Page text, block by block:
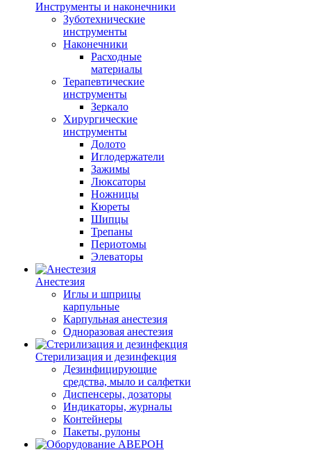
Инструменты и наконечники
Зуботехнические
инструменты
Наконечники
Расходные
материалы
Терапевтические
инструменты
Зеркало
Хирургические
инструменты
Долото
Иглодержатели
Зажимы
Люксаторы
Ножницы
Кюреты
Шипцы
Трепаны
Периотомы
Элеваторы
Анестезия
Иглы и шприцы
карпульные
Карпульная анестезия
Одноразовая анестезия
Стерилизация и дезинфекция
Дезинфицирующие
средства, мыло и салфетки
Диспенсеры, дозаторы
Индикаторы, журналы
Контейнеры
Пакеты, рулоны